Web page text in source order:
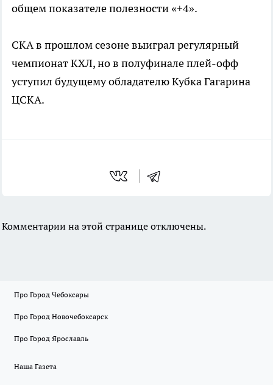
общем показателе полезности «+4».
СКА в прошлом сезоне выиграл регулярный
чемпионат КХЛ, но в полуфинале плей-офф
уступил будущему обладателю Кубка Гагарина
ЦСКА.
Комментарии на этой странице отключены.
Про Город Чебоксары
Про Город Новочебоксарск
Про Город Ярославль
Наша Газета